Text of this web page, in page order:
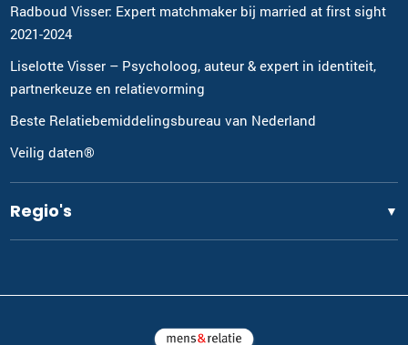
Radboud Visser: Expert matchmaker bij married at first sight
2021-2024
Liselotte Visser – Psycholoog, auteur & expert in identiteit,
partnerkeuze en relatievorming
Beste Relatiebemiddelingsbureau van Nederland
Veilig daten®
Regio's ▼